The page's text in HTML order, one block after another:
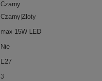
Czarny
Czarny|Złoty
max 15W LED
Nie
E27
3